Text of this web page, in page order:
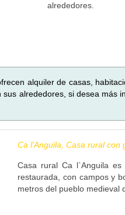
alrededores.
alquiler de casas,
alrededores, si desea más
Ca l'Anguila, Casa rural con
Casa rural Ca l`Anguila
restaurada, con campos y
metros del pueblo medieval